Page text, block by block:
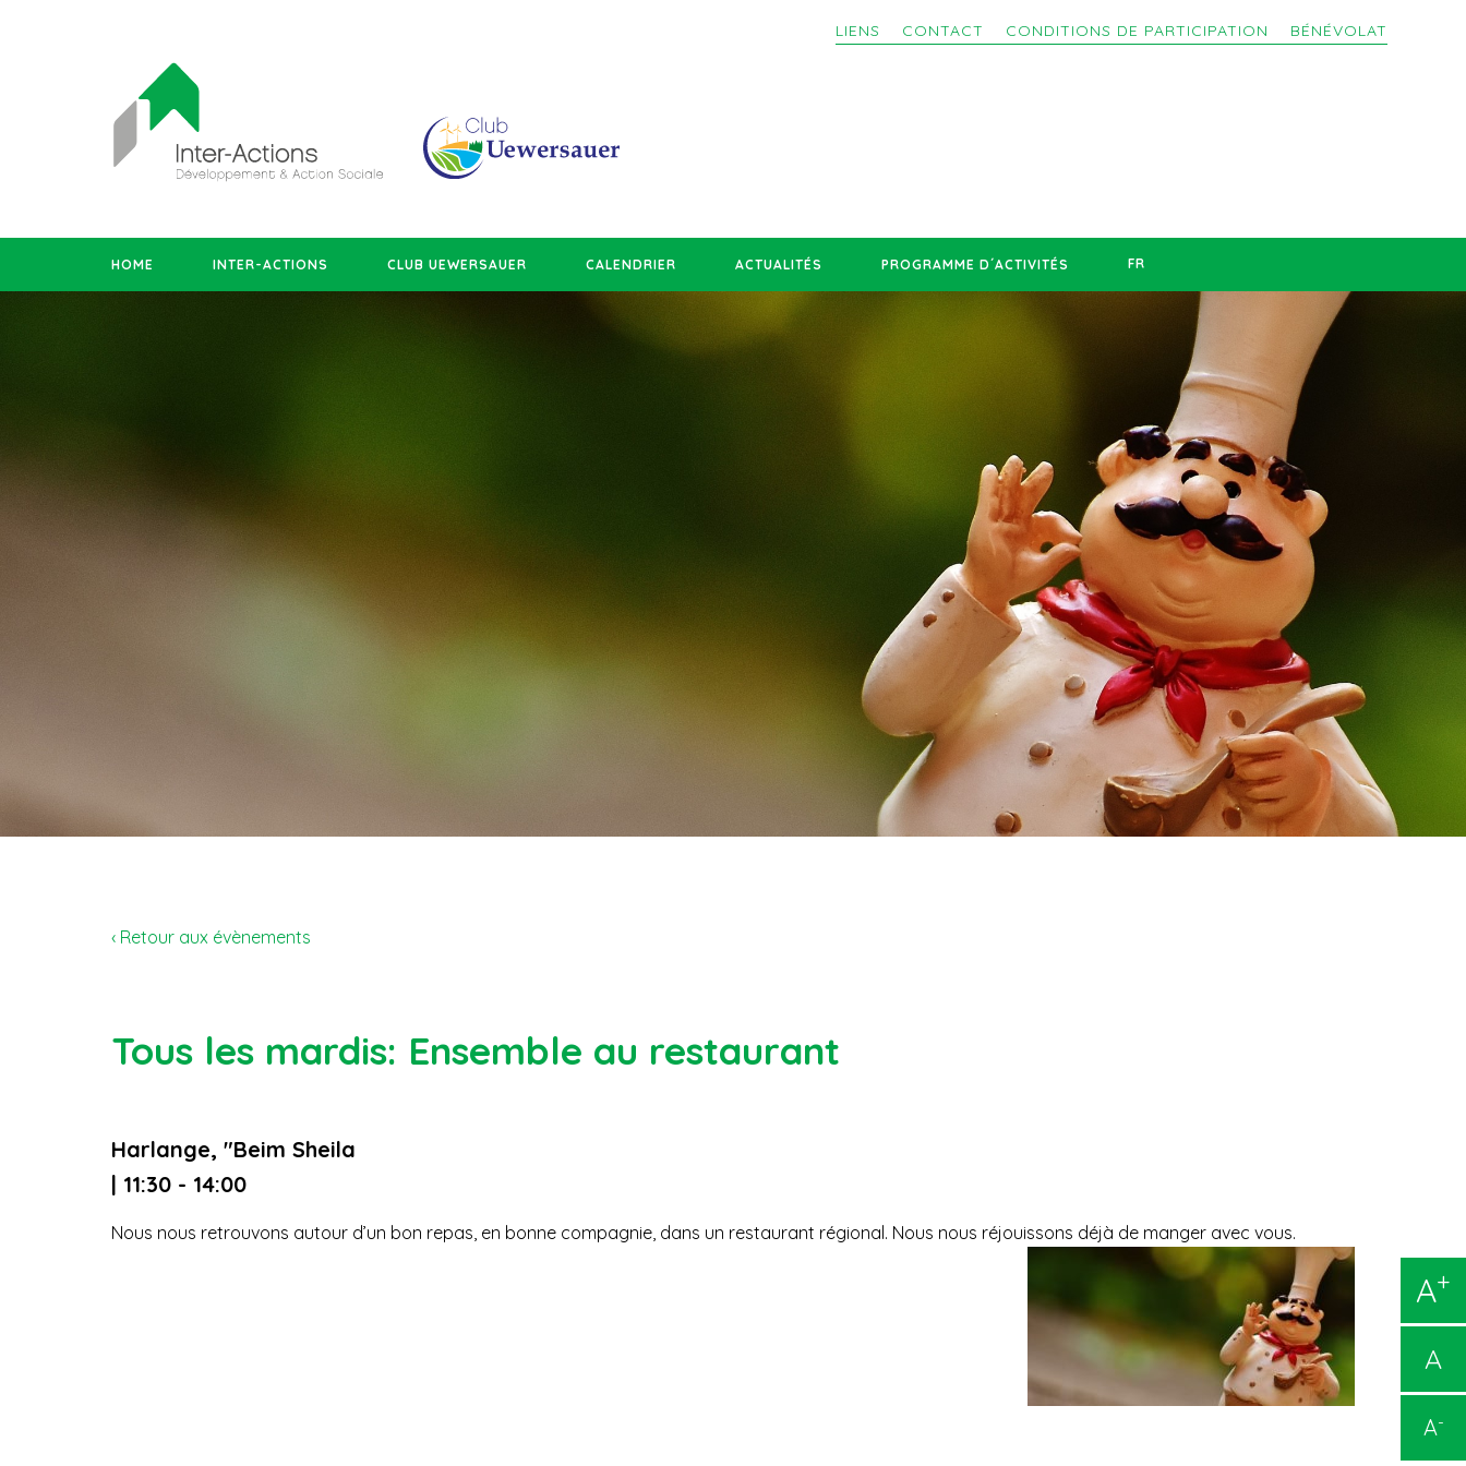
LIENS CONTACT CONDITIONS DE PARTICIPATION BÉNÉVOLAT
HOME INTER-ACTIONS CLUB UEWERSAUER CALENDRIER ACTUALITÉS PROGRAMME D´ACTIVITÉS FR
A+
A
A-
‹ Retour aux évènements
Tous les mardis: Ensemble au restaurant
Harlange, "Beim Sheila
| 11:30 - 14:00
Nous nous retrouvons autour d’un bon repas, en bonne compagnie, dans un restaurant régional. Nous nous réjouissons déjà de manger avec vous.